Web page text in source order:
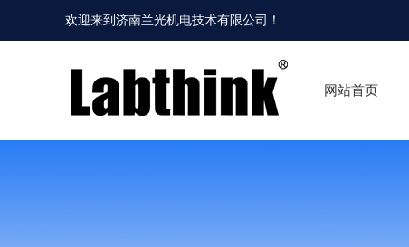
欢迎来到济南兰光机电技术有限公司 ！
网站首页